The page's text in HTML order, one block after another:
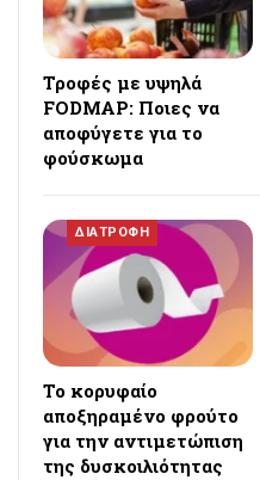
Τροφές με υψηλά
FODMAP: Ποιες να
αποφύγετε για το
φούσκωμα
ΔΙΑΤΡΟΦΗ
Το κορυφαίο
αποξηραμένο φρούτο
για την αντιμετώπιση
της δυσκοιλιότητας